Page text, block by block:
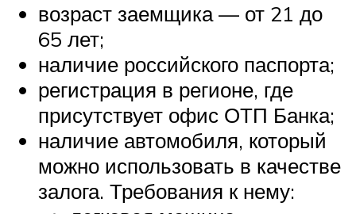
возраст заемщика — от 21 до
65 лет;
наличие российского паспорта;
регистрация в регионе, где
присутствует офис ОТП Банка;
наличие автомобиля, который
можно использовать в качестве
залога. Требования к нему: